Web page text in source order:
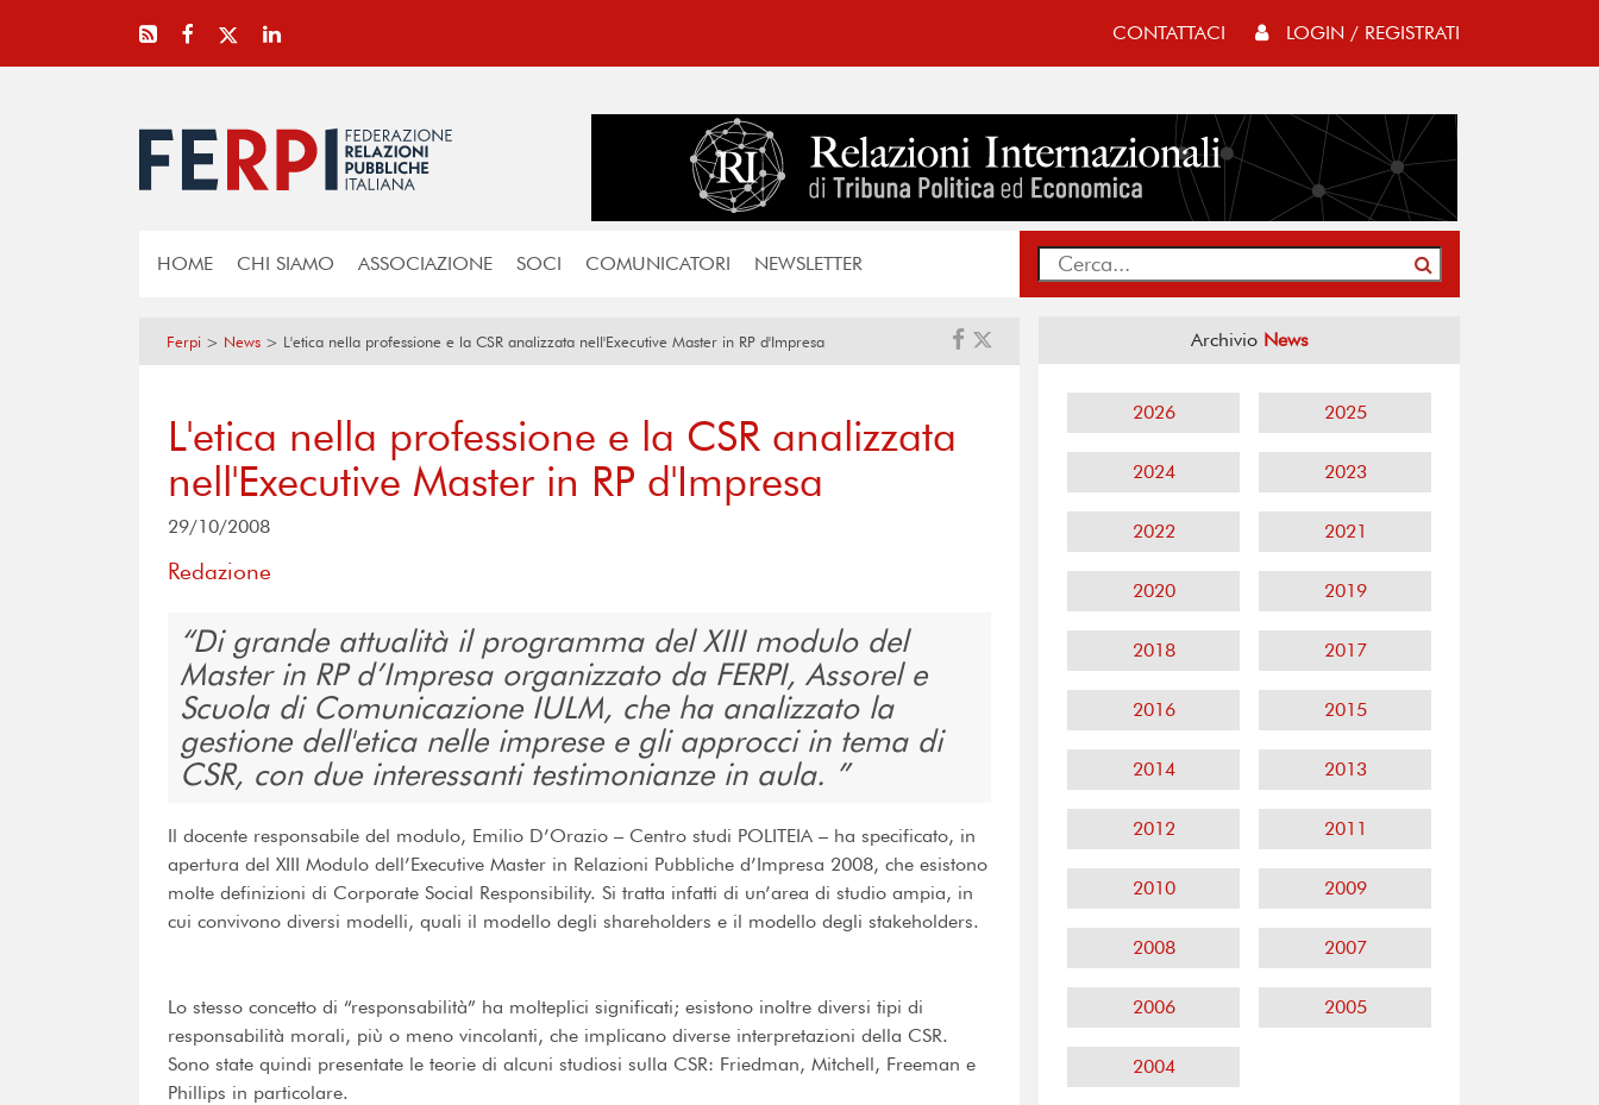
CONTATTACI LOGIN / REGISTRATI
HOME CHI SIAMO ASSOCIAZIONE SOCI COMUNICATORI NEWSLETTER
Ferpi > News > L'etica nella professione e la CSR analizzata nell'Executive Master in RP d'Impresa
L'etica nella professione e la CSR analizzata
nell'Executive Master in RP d'Impresa
29/10/2008
Redazione
Di grande attualità il programma del XIII modulo del
Master in RP d’Impresa organizzato da FERPI, Assorel e
Scuola di Comunicazione IULM, che ha analizzato la
gestione dell'etica nelle imprese e gli approcci in tema di
CSR, con due interessanti testimonianze in aula.
Il docente responsabile del modulo, Emilio D’Orazio – Centro studi POLITEIA – ha specificato, in
apertura del XIII Modulo dell’Executive Master in Relazioni Pubbliche d’Impresa 2008, che esistono
molte definizioni di Corporate Social Responsibility. Si tratta infatti di un’area di studio ampia, in
cui convivono diversi modelli, quali il modello degli shareholders e il modello degli stakeholders.
Lo stesso concetto di “responsabilità” ha molteplici significati; esistono inoltre diversi tipi di
responsabilità morali, più o meno vincolanti, che implicano diverse interpretazioni della CSR.
Sono state quindi presentate le teorie di alcuni studiosi sulla CSR: Friedman, Mitchell, Freeman e
Phillips in particolare.
Archivio News
2026 2025
2024 2023
2022 2021
2020 2019
2018 2017
2016 2015
2014 2013
2012 2011
2010 2009
2008 2007
2006 2005
2004